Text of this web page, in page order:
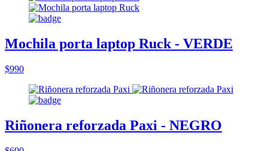
Mochila porta laptop Ruck - VERDE
$990
Riñonera reforzada Paxi - NEGRO